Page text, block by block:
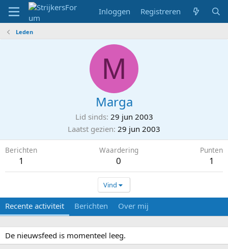
Inloggen Registreren
Leden
M
Marga
Lid sinds 29 jun 2003
Laatst gezien 29 jun 2003
Berichten
1
Waardering
0
Punten
1
Vind
Recente activiteit Berichten Over mij
De nieuwsfeed is momenteel leeg.